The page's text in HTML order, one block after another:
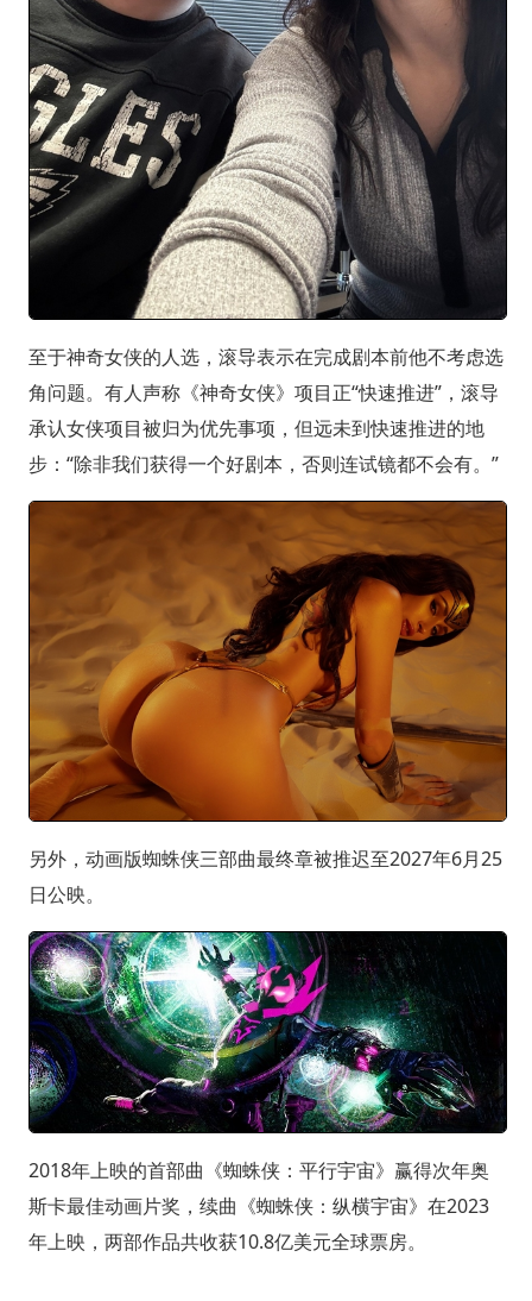
至于神奇女侠的人选，滚导表示在完成剧本前他不考虑选
角问题。有人声称《神奇女侠》项目正“快速推进”，滚导
承认女侠项目被归为优先事项，但远未到快速推进的地
步：“除非我们获得一个好剧本，否则连试镜都不会有。”
另外，动画版蜘蛛侠三部曲最终章被推迟至2027年6月25
日公映。
2018年上映的首部曲《蜘蛛侠：平行宇宙》赢得次年奥
斯卡最佳动画片奖，续曲《蜘蛛侠：纵横宇宙》在2023
年上映，两部作品共收获10.8亿美元全球票房。